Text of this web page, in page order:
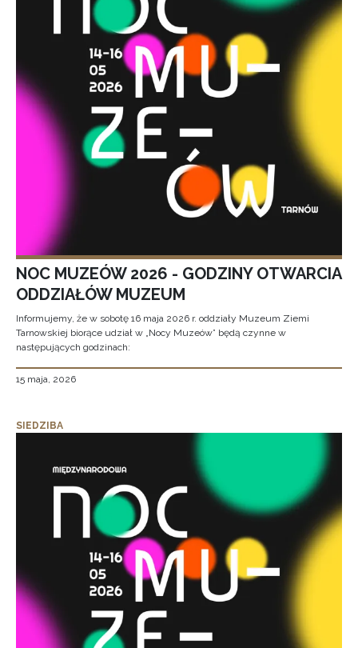
NOC MUZEÓW 2026 - GODZINY OTWARCIA
ODDZIAŁÓW MUZEUM
Informujemy, że w sobotę 16 maja 2026 r. oddziały Muzeum Ziemi
Tarnowskiej biorące udział w „Nocy Muzeów” będą czynne w
następujących godzinach:
15 maja, 2026
SIEDZIBA